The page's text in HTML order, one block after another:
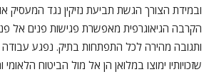
ובמידת הצורך הגשת תביעת נזיקין נגד המעסיק
הקרבה הגיאוגרפית מאפשרת פגישות פנים אל
ותגובה מהירה לכל התפתחות בתיק. נפגע עבודה
שזכויותיו ימוצו במלואן הן אל מול הביטוח